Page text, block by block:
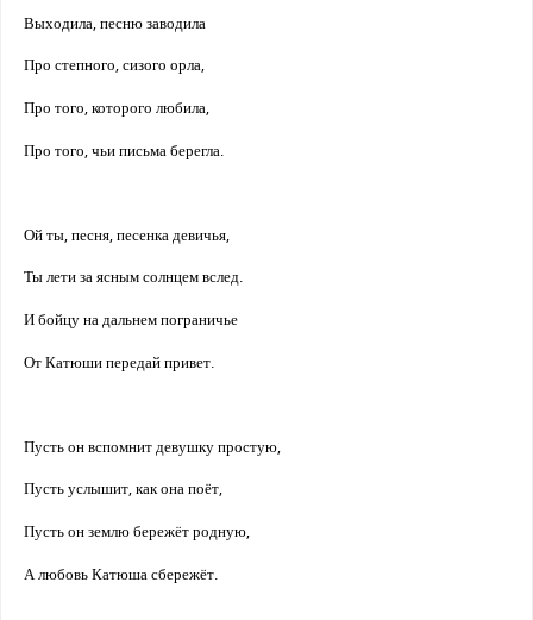
Выходила, песню заводила
Про степного, сизого орла,
Про того, которого любила,
Про того, чьи письма берегла.
Ой ты, песня, песенка девичья,
Ты лети за ясным солнцем вслед.
И бойцу на дальнем пограничье
От Катюши передай привет.
Пусть он вспомнит девушку простую,
Пусть услышит, как она поёт,
Пусть он землю бережёт родную,
А любовь Катюша сбережёт.